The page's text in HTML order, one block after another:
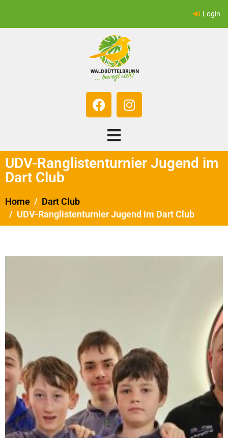
Login
UDV-Ranglistenturnier Jugend im
Dart Club
Home
Dart Club
UDV-Ranglistenturnier Jugend im Dart Club